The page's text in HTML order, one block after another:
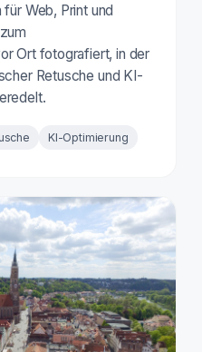
Web, Print und
Ort fotografiert, in der
Retusche und KI-
KI-Optimierung